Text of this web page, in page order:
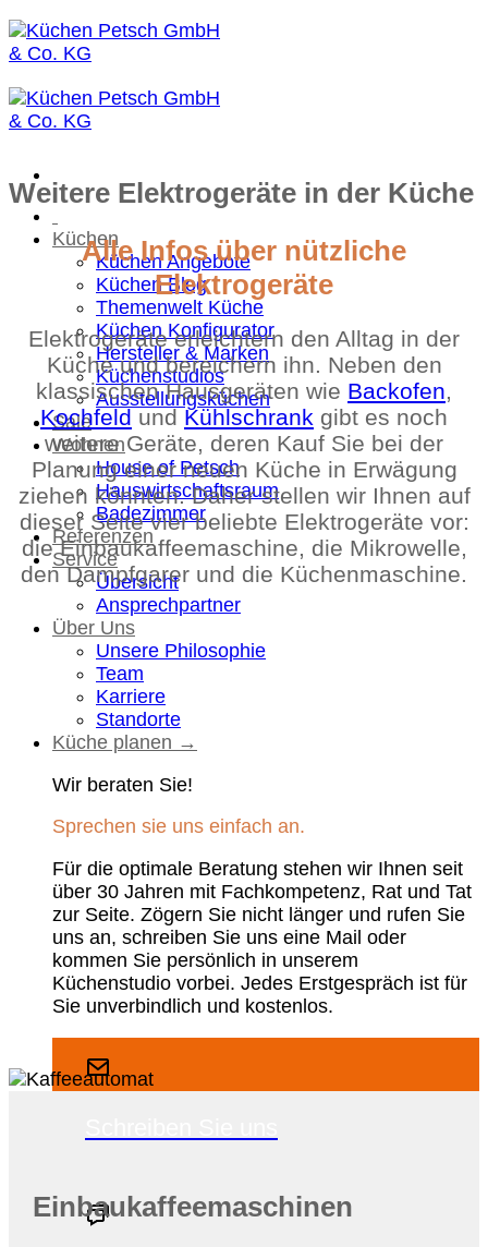
Zum
Inhalt
springen
Küchen
Küchen Angebote
Küchen Blog
Themenwelt Küche
Küchen Konfigurator
Hersteller & Marken
Küchenstudios
Ausstellungsküchen
Sale
Wohnen
House of Petsch
Hauswirtschaftsraum
Badezimmer
Referenzen
Service
Übersicht
Ansprechpartner
Über Uns
Unsere Philosophie
Team
Karriere
Standorte
Küche planen →
Wir beraten Sie!
Sprechen sie uns einfach an.
Für die optimale Beratung stehen wir Ihnen seit
über 30 Jahren mit Fachkompetenz, Rat und Tat
zur Seite. Zögern Sie nicht länger und rufen Sie
uns an, schreiben Sie uns eine Mail oder
kommen Sie persönlich in unserem
Küchenstudio vorbei. Jedes Erstgespräch ist für
Sie unverbindlich und kostenlos.
Weitere Elektrogeräte in der Küche
Alle Infos über nützliche
Elektrogeräte
Elektrogeräte erleichtern den Alltag in der
Küche und bereichern ihn. Neben den
klassischen Hausgeräten wie Backofen,
Kochfeld und Kühlschrank gibt es noch
weitere Geräte, deren Kauf Sie bei der
Planung einer neuen Küche in Erwägung
ziehen könnten. Daher stellen wir Ihnen auf
dieser Seite vier beliebte Elektrogeräte vor:
die Einbaukaffeemaschine, die Mikrowelle,
den Dampfgarer und die Küchenmaschine.
Einbaukaffeemaschinen